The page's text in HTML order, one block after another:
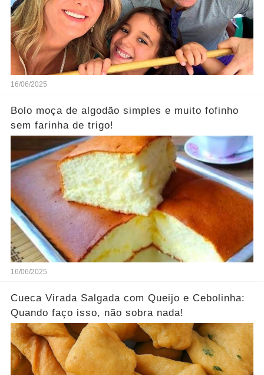
16/06/2025
Bolo moça de algodão simples e muito fofinho
sem farinha de trigo!
16/06/2025
Cueca Virada Salgada com Queijo e Cebolinha:
Quando faço isso, não sobra nada!